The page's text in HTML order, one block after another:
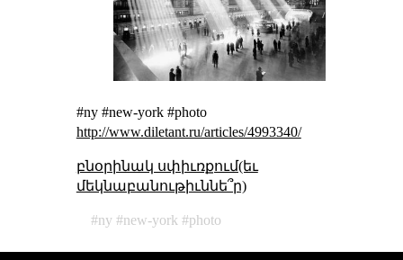
#ny #new-york #photo
http://www.diletant.ru/articles/4993340/
բնօրինակ սփիւռքում(եւ
մեկնաբանութիւննե՞ր)
ny new-york photo